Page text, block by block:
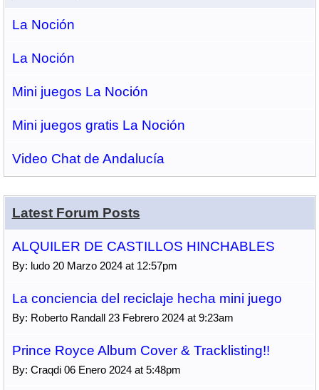
La Noción
La Noción
Mini juegos La Noción
Mini juegos gratis La Noción
Video Chat de Andalucía
Latest Forum Posts
ALQUILER DE CASTILLOS HINCHABLES
By: ludo 20 Marzo 2024 at 12:57pm
La conciencia del reciclaje hecha mini juego
By: Roberto Randall 23 Febrero 2024 at 9:23am
Prince Royce Album Cover & Tracklisting!!
By: Craqdi 06 Enero 2024 at 5:48pm